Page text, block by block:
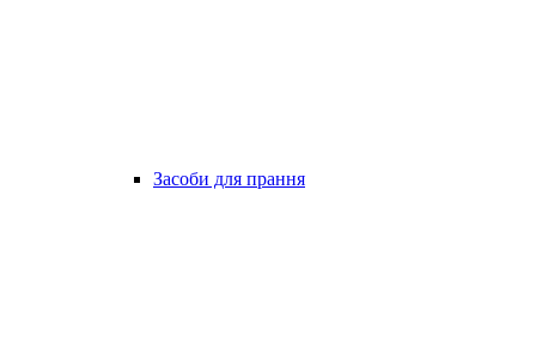
Засоби для прання